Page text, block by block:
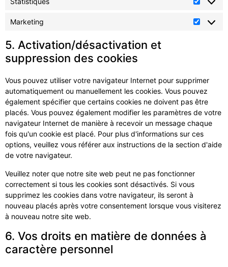
Marketing
5. Activation/désactivation et
suppression des cookies
Vous pouvez utiliser votre navigateur Internet pour supprimer
automatiquement ou manuellement les cookies. Vous pouvez
également spécifier que certains cookies ne doivent pas être
placés. Vous pouvez également modifier les paramètres de votre
navigateur Internet de manière à recevoir un message chaque
fois qu'un cookie est placé. Pour plus d'informations sur ces
options, veuillez vous référer aux instructions de la section d'aide
de votre navigateur.
Veuillez noter que notre site web peut ne pas fonctionner
correctement si tous les cookies sont désactivés. Si vous
supprimez les cookies dans votre navigateur, ils seront à
nouveau placés après votre consentement lorsque vous visiterez
à nouveau notre site web.
6. Vos droits en matière de données à
caractère personnel